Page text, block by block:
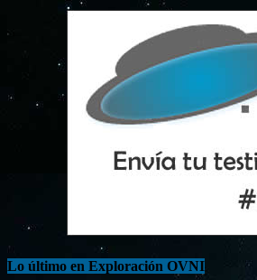
Lo último en Exploración OVNI